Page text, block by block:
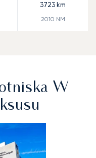
3723 km
2010 NM
W